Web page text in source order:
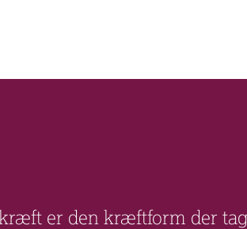
er den kræftform der